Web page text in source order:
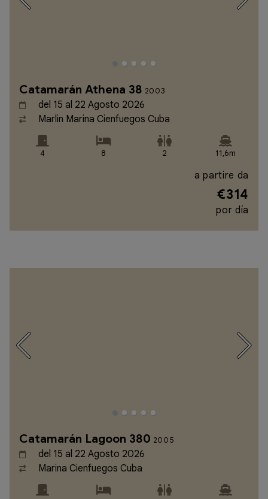
Catamarán Athena 38 2003
del 15 al 22 Agosto 2026
Marlin Marina Cienfuegos Cuba
4 8 2 11,6m
a partire da
€314
por día
Catamarán Lagoon 380 2005
del 15 al 22 Agosto 2026
Marina Cienfuegos Cuba